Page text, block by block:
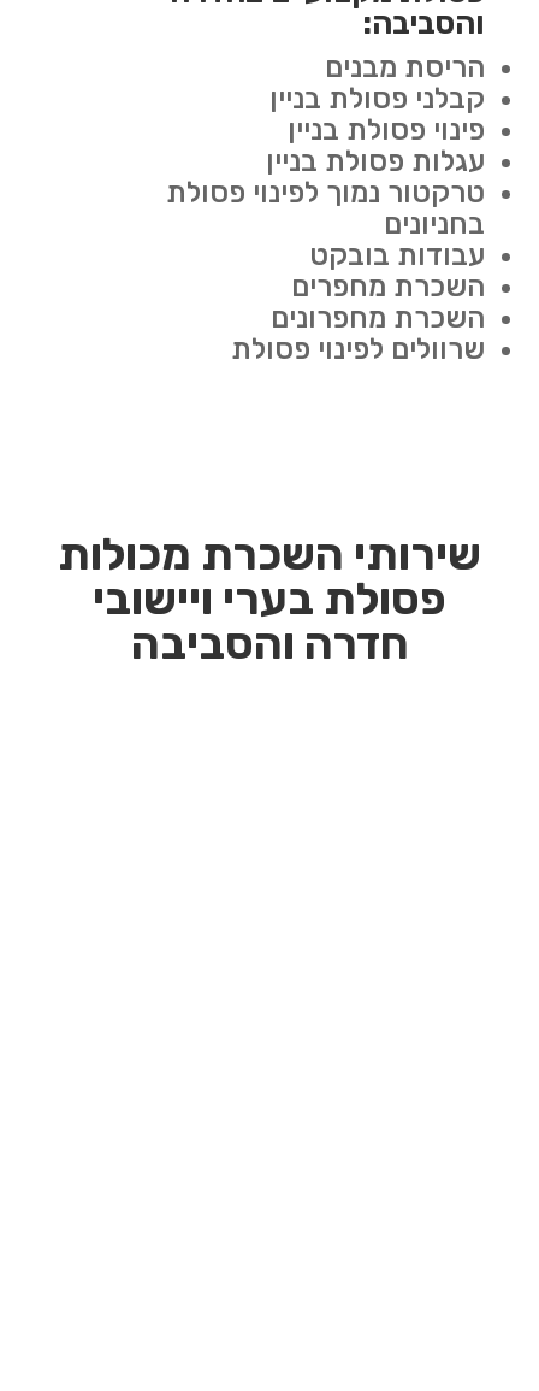
והסביבה:
הריסת מבנים
קבלני פסולת בניין
פינוי פסולת בניין
עגלות פסולת בניין
טרקטור נמוך לפינוי פסולת
בחניונים
עבודות בובקט
השכרת מחפרים
השכרת מחפרונים
שרוולים לפינוי פסולת
שירותי השכרת מכולות
פסולת בערי ויישובי
חדרה והסביבה